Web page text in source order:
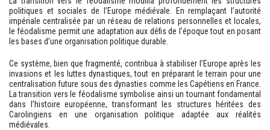
politiques et sociales de l’Europe médiévale. En remplaçant l’autorité
impériale centralisée par un réseau de relations personnelles et locales,
le féodalisme permit une adaptation aux défis de l’époque tout en posant
les bases d’une organisation politique durable.
Ce système, bien que fragmenté, contribua à stabiliser l’Europe après les
invasions et les luttes dynastiques, tout en préparant le terrain pour une
centralisation future sous des dynasties comme les Capétiens en France.
La transition vers le féodalisme symbolise ainsi un tournant fondamental
dans l’histoire européenne, transformant les structures héritées des
Carolingiens en une organisation politique adaptée aux réalités
médiévales.